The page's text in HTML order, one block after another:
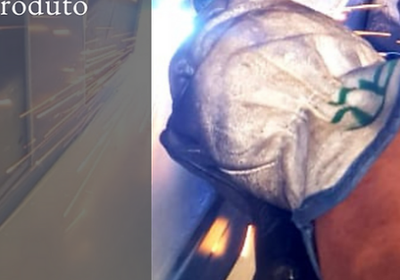
21 de out. de 2021
2 min de leitura
Fachadas e Brises, uma excelente
opção para decoração externa :
Vantagens e Funções
Uma forte tendência que existe atualmente na arquitetura, seja em
residências, prédios ou espaços públicos, são as fachadas